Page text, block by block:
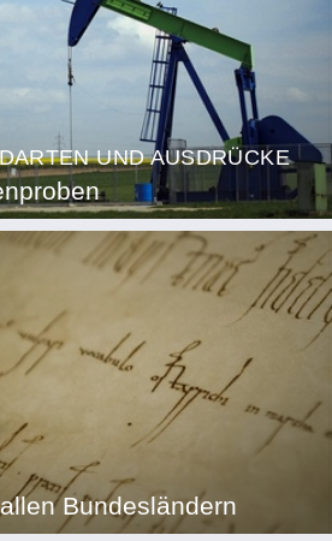
UND AUSDRÜCKE
Bundesländern